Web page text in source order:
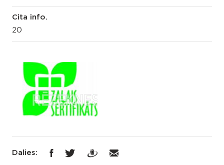
Cita info.
20
Dalies: